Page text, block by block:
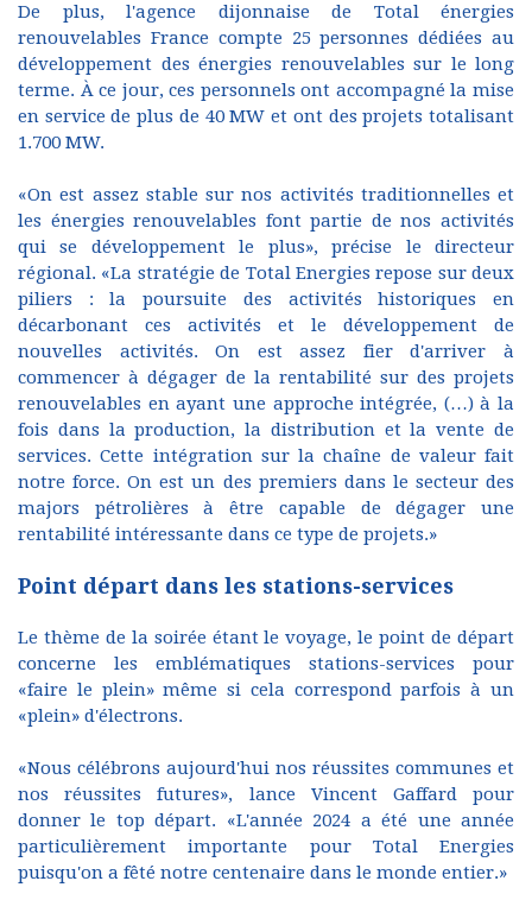
De plus, l'agence dijonnaise de Total énergies
renouvelables France compte 25 personnes dédiées au
développement des énergies renouvelables sur le long
terme. À ce jour, ces personnels ont accompagné la mise
en service de plus de 40 MW et ont des projets totalisant
1.700 MW.
«On est assez stable sur nos activités traditionnelles et
les énergies renouvelables font partie de nos activités
qui se développement le plus», précise le directeur
régional. «La stratégie de Total Energies repose sur deux
piliers : la poursuite des activités historiques en
décarbonant ces activités et le développement de
nouvelles activités. On est assez fier d'arriver à
commencer à dégager de la rentabilité sur des projets
renouvelables en ayant une approche intégrée, (…) à la
fois dans la production, la distribution et la vente de
services. Cette intégration sur la chaîne de valeur fait
notre force. On est un des premiers dans le secteur des
majors pétrolières à être capable de dégager une
rentabilité intéressante dans ce type de projets.»
Point départ dans les stations-services
Le thème de la soirée étant le voyage, le point de départ
concerne les emblématiques stations-services pour
«faire le plein» même si cela correspond parfois à un
«plein» d'électrons.
«Nous célébrons aujourd'hui nos réussites communes et
nos réussites futures», lance Vincent Gaffard pour
donner le top départ. «L'année 2024 a été une année
particulièrement importante pour Total Energies
puisqu'on a fêté notre centenaire dans le monde entier.»